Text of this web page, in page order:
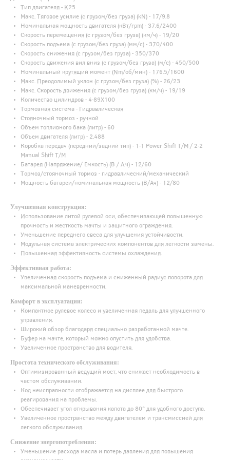
Тип двигателя - K25
Макс. Тяговое усилие (с грузом/без груза) (kN) - 17/9.8
Номинальная мощность двигателя (кВт/rpm) - 37.6/2400
Скорость перемещения (с грузом/без груза) (км/ч) - 19/20
Скорость подъема (с грузом/без груза) (мм/с) - 370/400
Скорость снижения (с грузом/без груза) - 350/370
Скорость движения вил вниз (с грузом/без груза) (м/с) - 450/500
Номинальный крутящий момент (Nm/об/мин) - 176.5/1600
Макс. Преодолимый уклон (с грузом/без груза) (%) - 26/23
Макс. Скорость движения (с грузом/без груза) (км/ч) - 19/19
Количество цилиндров - 4-89X100
Тормозная система - Гидравлическая
Стояночный тормоз - ручной
Объем топливного бака (литр) - 60
Объем двигателя (литр) - 2.488
Коробка передач (передний/задний тип) - 1-1 Power Shift T/M / 2-2
Manual Shift T/M
Батарея (Напряжение/ Емкость) (В / А.ч) - 12/60
Тормоз/стояночный тормоз - гидравлический/механический
Мощность батареи/номинальная мощность (В/Ач) - 12/80
Улучшенная конструкция:
Использование литой рулевой оси, обеспечивающей повышенную
прочность и жесткость мачты и защитного ограждения.
Уменьшение переднего свеса для улучшения устойчивости.
Модульная система электрических компонентов для легкости замены.
Повышенная эффективность системы охлаждения.
Эффективная работа:
Увеличенная скорость подъема и сниженный радиус поворота для
максимальной маневренности.
Комфорт в эксплуатации:
Компактное рулевое колесо и увеличенная педаль для улучшенного
управления.
Широкий обзор благодаря специально разработанной мачте.
Буфер на мачте, который можно опустить для удобства.
Увеличенное пространство для водителя.
Простота технического обслуживания:
Оптимизированный ведущий мост, что снижает необходимость в
частом обслуживании.
Код неисправности отображается на дисплее для быстрого
реагирования на проблемы.
Обеспечивает угол открывания капота до 80° для удобного доступа.
Увеличенное пространство между двигателем и трансмиссией для
легкого обслуживания.
Снижение энергопотребления:
Уменьшение расхода масла и потерь давления для повышения